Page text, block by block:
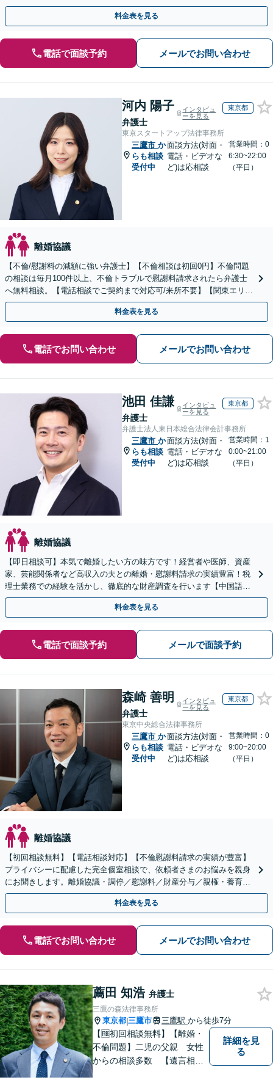
ラーとも連携】
料金表を見る
電話で面談予約 メールでお問い合わせ
河内 陽子
弁護士
インタビュ
ーを見る
東京都
東京スタートアップ法律事務所
三鷹市 か
らも相談
受付中
面談方法(対面・
電話・ビデオな
ど)は応相談
営業時間：0
6:30~22:00
（平日）
離婚協議
【不倫/慰謝料の減額に強い弁護士】【不倫相談は初回0円】不倫問題
の相談は毎月100件以上、不倫トラブルで慰謝料請求されたら弁護士
へ無料相談。【電話相談でご契約まで対応可/来所不要】【関東エリア
対応】
料金表を見る
電話でお問い合わせ メールでお問い合わせ
池田 佳謙
弁護士
インタビュ
ーを見る
東京都
弁護士法人東日本総合法律会計事務所
三鷹市 か
らも相談
受付中
面談方法(対面・
電話・ビデオな
ど)は応相談
営業時間：1
0:00~21:00
（平日）
離婚協議
【即日相談可】本気で離婚したい方の味方です！経営者や医師、資産
家、芸能関係者など高収入の夫との離婚・慰謝料請求の実績豊富！税
理士業務での経験を活かし、徹底的な財産調査を行います【中国語対
応可】
料金表を見る
電話で面談予約 メールで面談予約
森崎 善明
弁護士
インタビュ
ーを見る
東京都
東京中央総合法律事務所
三鷹市 か
らも相談
受付中
面談方法(対面・
電話・ビデオな
ど)は応相談
営業時間：0
9:00~20:00
（平日）
離婚協議
【初回相談無料】【電話相談対応】【不倫慰謝料請求の実績が豊富】
プライバシーに配慮した完全個室相談で、依頼者さまのお悩みを親身
にお聞きします。離婚協議・調停／慰謝料／財産分与／親権・養育
費・面会交流／婚姻費用【休日・夜間相談可】
料金表を見る
電話でお問い合わせ メールでお問い合わせ
薦田 知浩 弁護士
三鷹の森法律事務所
東京都|三鷹市 三鷹駅 から徒歩7分
【🆓初回相談無料】【離婚・
不倫問題】二児の父親 女性
からの相談多数 【遺言相
詳細を見
る